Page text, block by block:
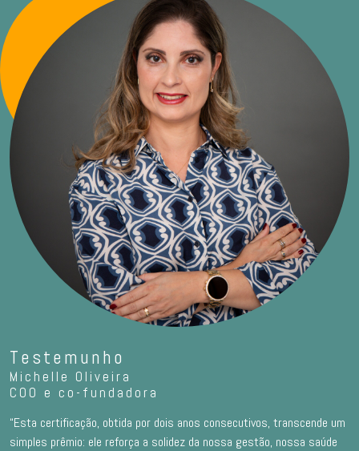
Testemunho
Michelle Oliveira
COO e co-fundadora
“Esta certificação, obtida por dois anos consecutivos, transcende um
simples prêmio: ele reforça a solidez da nossa gestão, nossa saúde